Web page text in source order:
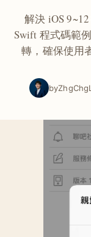
解決 iOS
Swift 程式碼範
轉，確保使用
by